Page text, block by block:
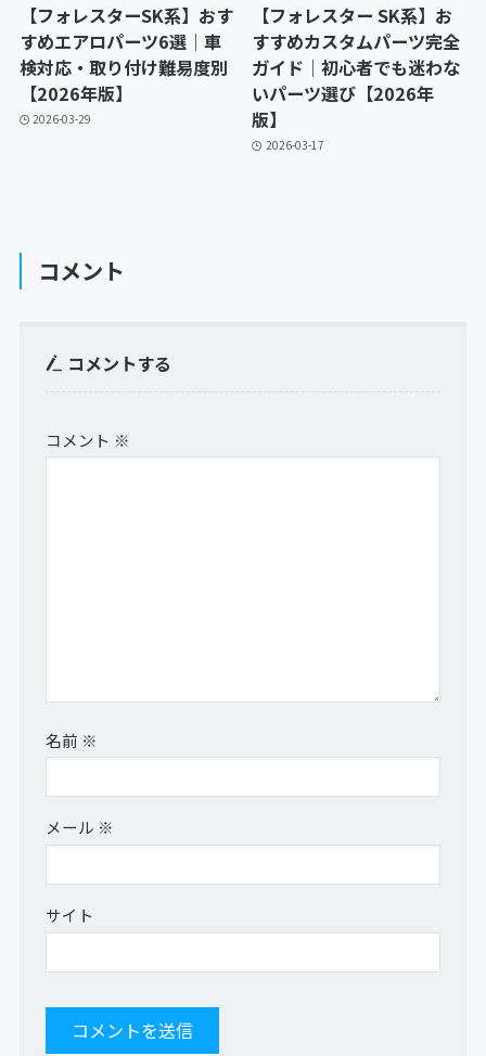
【フォレスターSK系】おす
すめエアロパーツ6選｜車
検対応・取り付け難易度別
【2026年版】
2026-03-29
【フォレスター SK系】お
すすめカスタムパーツ完全
ガイド｜初心者でも迷わな
いパーツ選び【2026年
版】
2026-03-17
コメント
コメントする
コメント ※
名前 ※
メール ※
サイト